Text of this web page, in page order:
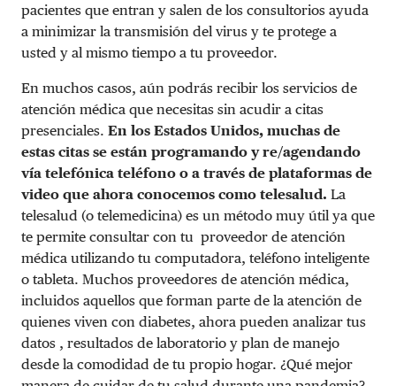
pacientes que entran y salen de los consultorios ayuda
a minimizar la transmisión del virus y te protege a
usted y al mismo tiempo a tu proveedor.
En muchos casos, aún podrás recibir los servicios de
atención médica que necesitas sin acudir a citas
presenciales. En los Estados Unidos, muchas de
estas citas se están programando y re/agendando
vía telefónica teléfono o a través de plataformas de
video que ahora conocemos como telesalud. La
telesalud (o telemedicina) es un método muy útil ya que
te permite consultar con tu proveedor de atención
médica utilizando tu computadora, teléfono inteligente
o tableta. Muchos proveedores de atención médica,
incluidos aquellos que forman parte de la atención de
quienes viven con diabetes, ahora pueden analizar tus
datos , resultados de laboratorio y plan de manejo
desde la comodidad de tu propio hogar. ¿Qué mejor